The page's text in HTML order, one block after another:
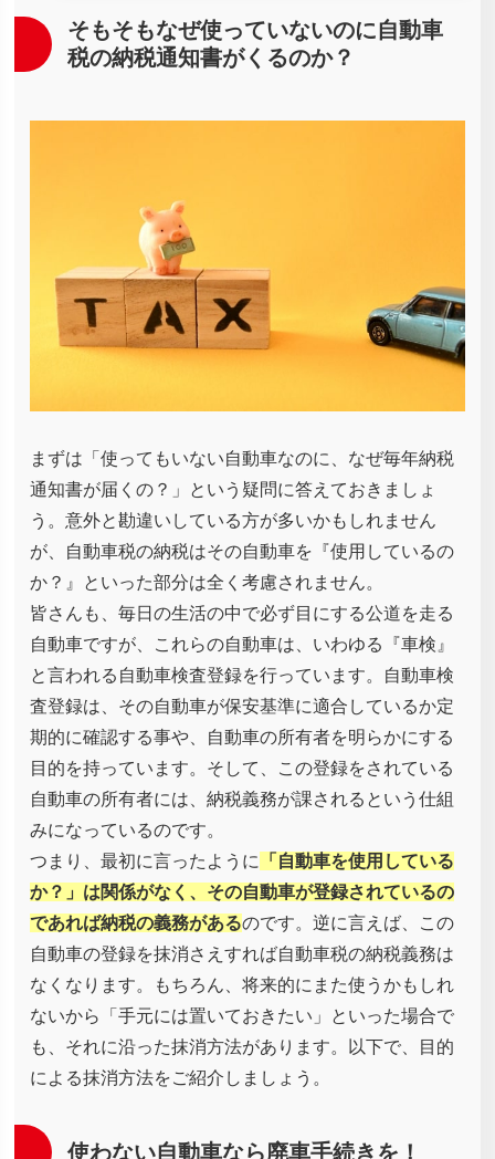
そもそもなぜ使っていないのに自動車
税の納税通知書がくるのか？
まずは「使ってもいない自動車なのに、なぜ毎年納税
通知書が届くの？」という疑問に答えておきましょ
う。意外と勘違いしている方が多いかもしれません
が、自動車税の納税はその自動車を『使用しているの
か？』といった部分は全く考慮されません。
皆さんも、毎日の生活の中で必ず目にする公道を走る
自動車ですが、これらの自動車は、いわゆる『車検』
と言われる自動車検査登録を行っています。自動車検
査登録は、その自動車が保安基準に適合しているか定
期的に確認する事や、自動車の所有者を明らかにする
目的を持っています。そして、この登録をされている
自動車の所有者には、納税義務が課されるという仕組
みになっているのです。
つまり、最初に言ったように
「自動車を使用している
か？」は関係がなく、その自動車が登録されているの
であれば納税の義務があるのです。逆に言えば、この
自動車の登録を抹消さえすれば自動車税の納税義務は
なくなります。もちろん、将来的にまた使うかもしれ
ないから「手元には置いておきたい」といった場合で
も、それに沿った抹消方法があります。以下で、目的
による抹消方法をご紹介しましょう。
使わない自動車なら廃車手続きを！